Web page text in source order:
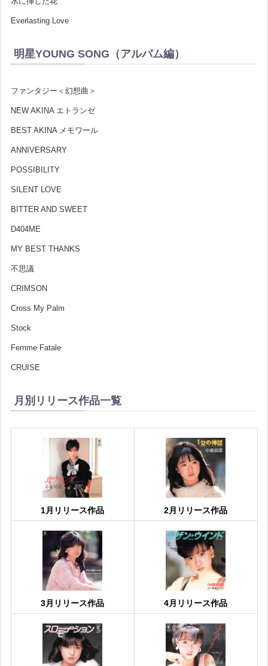
Everlasting Love
明星YOUNG SONG（アルバム編）
ファンタジー＜幻想曲＞
NEW AKINA エトランゼ
BEST AKINA メモワール
ANNIVERSARY
POSSIBILITY
SILENT LOVE
BITTER AND SWEET
D404ME
MY BEST THANKS
不思議
CRIMSON
Cross My Palm
Stock
Femme Fatale
CRUISE
月別リリース作品一覧
1月リリース作品 2月リリース作品
3月リリース作品 4月リリース作品